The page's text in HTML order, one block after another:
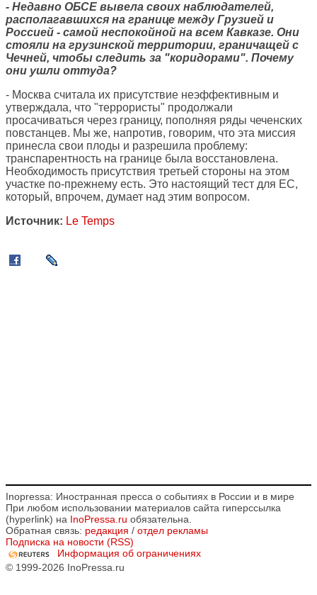
- Недавно ОБСЕ вывела своих наблюдателей,
располагавшихся на границе между Грузией и
Россией - самой неспокойной на всем Кавказе. Они
стояли на грузинской территории, граничащей с
Чечней, чтобы следить за "коридорами". Почему
они ушли оттуда?
- Москва считала их присутствие неэффективным и
утверждала, что "террористы" продолжали
просачиваться через границу, пополняя ряды чеченских
повстанцев. Мы же, напротив, говорим, что эта миссия
принесла свои плоды и разрешила проблему:
транспарентность на границе была восстановлена.
Необходимость присутствия третьей стороны на этом
участке по-прежнему есть. Это настоящий тест для ЕС,
который, впрочем, думает над этим вопросом.
Источник: Le Temps
Inopressa: Иностранная пресса о событиях в России и в мире
При любом использовании материалов сайта гиперссылка
(hyperlink) на InoPressa.ru обязательна.
Обратная связь: редакция / отдел рекламы
Подписка на новости (RSS)
Информация об ограничениях
© 1999-2026 InoPressa.ru